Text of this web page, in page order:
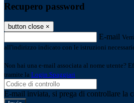
Recupero password
button close ×
E-mail
all'indirizzo indicato con le istruzioni
Non hai una e-mail associata al nome utente?
tramite la Login Spaggiari
E-mail inviata, si prega di controllare la